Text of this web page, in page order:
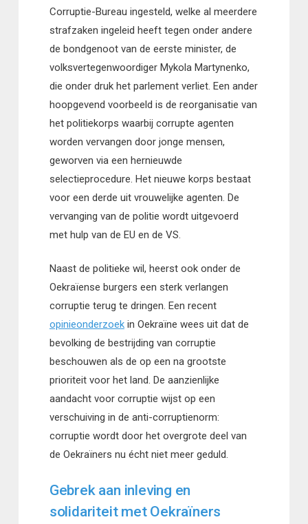
Corruptie-Bureau ingesteld, welke al meerdere
strafzaken ingeleid heeft tegen onder andere
de bondgenoot van de eerste minister, de
volksvertegenwoordiger Mykola Martynenko,
die onder druk het parlement verliet. Een ander
hoopgevend voorbeeld is de reorganisatie van
het politiekorps waarbij corrupte agenten
worden vervangen door jonge mensen,
geworven via een hernieuwde
selectieprocedure. Het nieuwe korps bestaat
voor een derde uit vrouwelijke agenten. De
vervanging van de politie wordt uitgevoerd
met hulp van de EU en de VS.
Naast de politieke wil, heerst ook onder de
Oekraïense burgers een sterk verlangen
corruptie terug te dringen. Een recent
opinieonderzoekin Oekraïne wees uit dat de
bevolking de bestrijding van corruptie
beschouwen als de op een na grootste
prioriteit voor het land. De aanzienlijke
aandacht voor corruptie wijst op een
verschuiving in de anti-corruptienorm:
corruptie wordt door het overgrote deel van
de Oekraïners nu écht niet meer geduld.
Gebrek aan inleving en
solidariteit met Oekraïners